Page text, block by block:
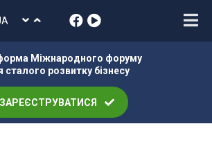
Міжнародного форуму
сталого розвитку бізнесу
ЗАРЕЄСТРУВАТИСЯ